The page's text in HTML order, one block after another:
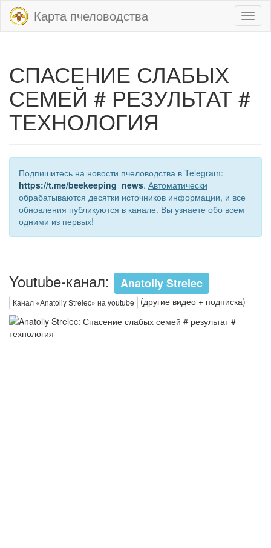
Карта пчеловодства
СПАСЕНИЕ СЛАБЫХ
СЕМЕЙ # РЕЗУЛЬТАТ #
ТЕХНОЛОГИЯ
Подпишитесь на новости пчеловодства в Telegram:
https://t.me/beekeeping_news. Автоматически
обрабатываются десятки источников информации, и все
обновления публикуются в канале. Вы узнаете обо всем
одними из первых!
Youtube-канал: Anatoliy Strelec
Канал «Anatoliy Strelec» на youtube (другие видео + подписка)